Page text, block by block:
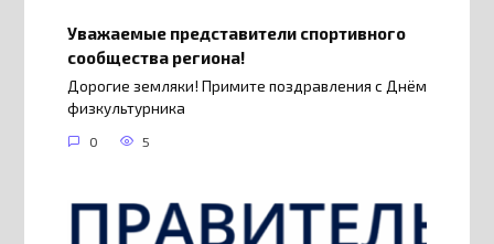
Уважаемые представители спортивного
сообщества региона!
Дорогие земляки! Примите поздравления с Днём
физкультурника
0 5